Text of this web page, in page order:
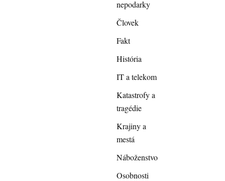
nepodarky
Človek
Fakt
História
IT a telekom
Katastrofy a
tragédie
Krajiny a
mestá
Náboženstvo
Osobnosti